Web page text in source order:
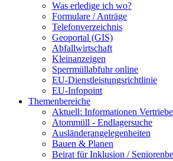
Was erledige ich wo?
Formulare / Anträge
Telefonverzeichnis
Geoportal (GIS)
Abfallwirtschaft
Kleinanzeigen
Sperrmüllabfuhr online
EU-Dienstleistungsrichtlinie
EU-Infopoint
Themenbereiche
Aktuell: Informationen
Atommüll - Endlagersuche
Ausländerangelegenheiten
Bauen & Planen
Beirat für Inklusion /